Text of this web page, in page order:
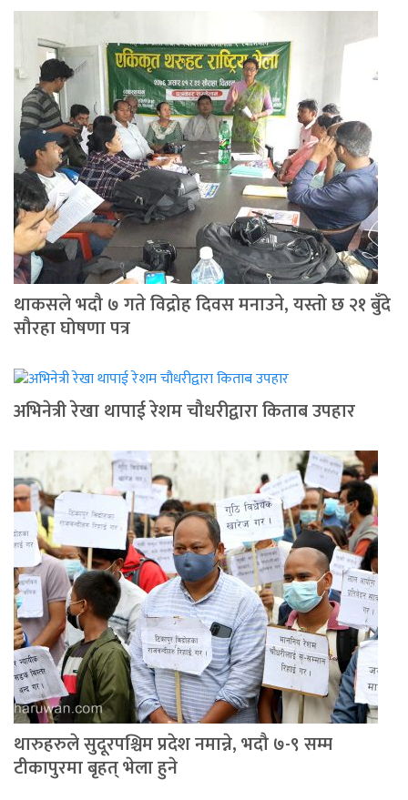
थाकसले भदौ ७ गते विद्रोह दिवस मनाउने, यस्तो छ २१ बुँदे
सौरहा घोषणा पत्र
अभिनेत्री रेखा थापाई रेशम चौधरीद्वारा किताब उपहार
थारुहरुले सुदूरपश्चिम प्रदेश नमान्ने, भदौ ७-९ सम्म
टीकापुरमा बृहत् भेला हुने